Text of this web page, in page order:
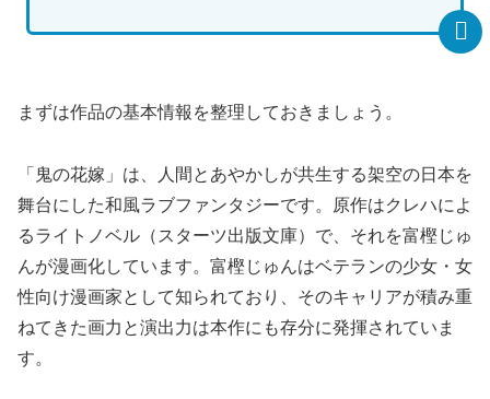
まずは作品の基本情報を整理しておきましょう。
「鬼の花嫁」は、人間とあやかしが共生する架空の日本を
舞台にした和風ラブファンタジーです。原作はクレハによ
るライトノベル（スターツ出版文庫）で、それを富樫じゅ
んが漫画化しています。富樫じゅんはベテランの少女・女
性向け漫画家として知られており、そのキャリアが積み重
ねてきた画力と演出力は本作にも存分に発揮されていま
す。